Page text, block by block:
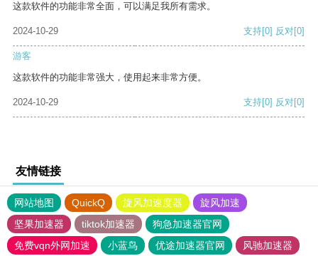
这款软件的功能非常全面，可以满足我所有需求。
2024-10-29 支持[0] 反对[0]
游客
这款软件的功能非常强大，使用起来非常方便。
2024-10-29 支持[0] 反对[0]
友情链接
网站地图 QuickQ 旋风加速度器
旋风加速
坚果加速器
tiktok加速器
狗急加速器官网
免费vqn外网加速
小蓝鸟 优途加速器官网
风驰加速器